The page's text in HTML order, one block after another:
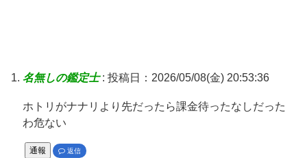
名無しの鑑定士: 投稿日：2026/05/08(金) 20:53:36
ホトリがナナリより先だったら課金待ったなしだった
わ危ない
通報 返信